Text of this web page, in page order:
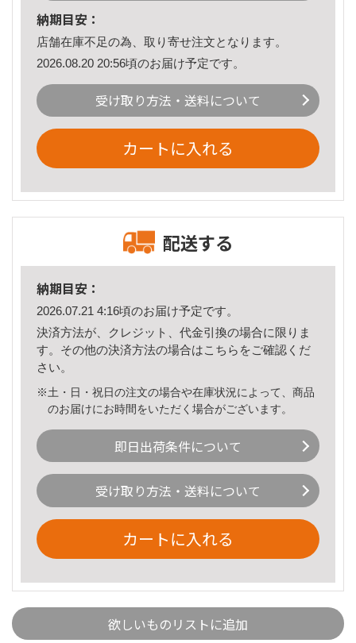
納期目安：
店舗在庫不足の為、取り寄せ注文となります。
2026.08.20 20:56頃のお届け予定です。
受け取り方法・送料について
カートに入れる
配送する
納期目安：
2026.07.21 4:16頃のお届け予定です。
決済方法が、クレジット、代金引換の場合に限りま
す。その他の決済方法の場合はこちら をご確認くだ
さい。
※土・日・祝日の注文の場合や在庫状況によって、商品
のお届けにお時間をいただく場合がございます。
即日出荷条件について
受け取り方法・送料について
カートに入れる
欲しいものリストに追加